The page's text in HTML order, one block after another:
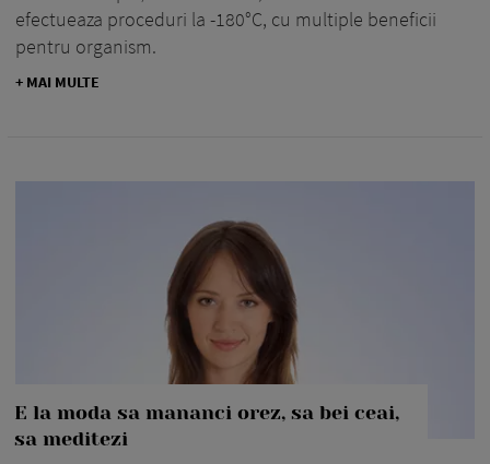
efectueaza proceduri la -180°C, cu multiple beneficii
pentru organism.
+ MAI MULTE
E la moda sa mananci orez, sa bei ceai,
sa meditezi